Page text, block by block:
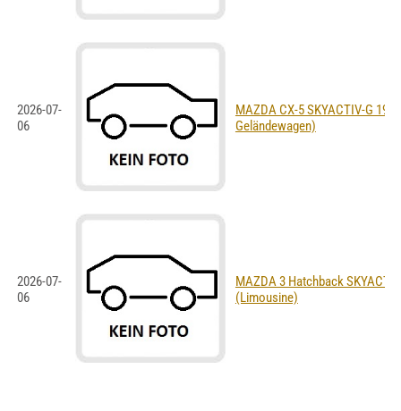
2026-07-
06
MAZDA CX-5 SKYACTIV-G
Geländewagen)
2026-07-
06
MAZDA 3 Hatchback
(Limousine)